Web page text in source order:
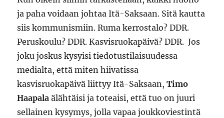
ja paha voidaan johtaa Itä-Saksaan. Sitä kautta
siis kommunismiin. Ruma kerrostalo? DDR.
Peruskoulu? DDR. Kasvisruokapäivä? DDR. Jos
joku joskus kysyisi tiedotustilaisuudessa
medialta, että miten hiivatissa
kasvisruokapäivä liittyy Itä-Saksaan,Timo
Haapala älähtäisi ja toteaisi, että tuo on juuri
sellainen kysymys, jolla vapaa joukkoviestintä